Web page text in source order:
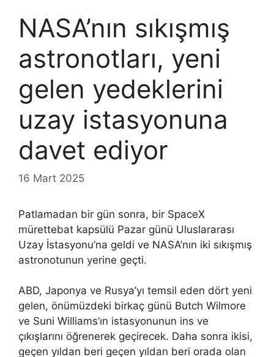
NASA’nın sıkışmış
astronotları, yeni
gelen yedeklerini
uzay istasyonuna
davet ediyor
16 Mart 2025
Patlamadan bir gün sonra, bir SpaceX
mürettebat kapsülü Pazar günü Uluslararası
Uzay İstasyonu’na geldi ve NASA’nın iki sıkışmış
astronotunun yerine geçti.
ABD, Japonya ve Rusya’yı temsil eden dört yeni
gelen, önümüzdeki birkaç günü Butch Wilmore
ve Suni Williams’ın istasyonunun ins ve
çıkışlarını öğrenerek geçirecek. Daha sonra ikisi,
geçen yıldan beri geçen yıldan beri orada olan